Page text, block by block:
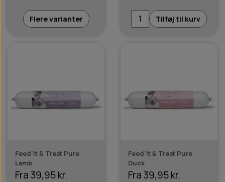
Flere varianter Tilføj til kurv
Feed'it & Treat Pure
Lamb
Fra 39,95 kr.
Feed'it & Treat Pure
Duck
Fra 39,95 kr.